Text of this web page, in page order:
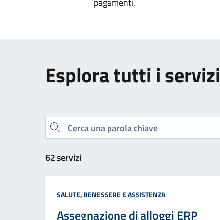
pagamenti.
Esplora tutti i servizi
Cerca una parola chiave
62 servizi
Categoria:
SALUTE, BENESSERE E ASSISTENZA
Assegnazione di alloggi ERP